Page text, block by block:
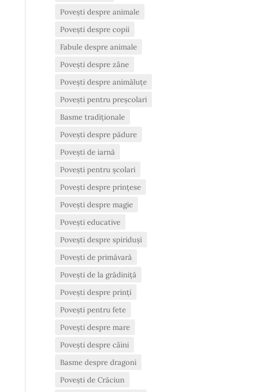
Povești despre animale
Povești despre copii
Fabule despre animale
Povești despre zâne
Povești despre animăluțe
Povești pentru preșcolari
Basme tradiționale
Povești despre pădure
Povești de iarnă
Povești pentru școlari
Povești despre prințese
Povești despre magie
Povești educative
Povești despre spiriduși
Povești de primăvară
Povești de la grădiniță
Povești despre prinți
Povești pentru fete
Povești despre mare
Povești despre câini
Basme despre dragoni
Povești de Crăciun